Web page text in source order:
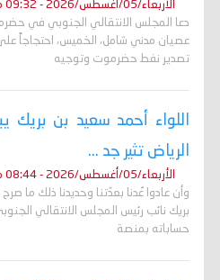
الأربعاء/05/أغسطس/2026 - 09:32 م
دعا المجلس الانتقالي الجنوبي في
عصيان مدني شامل، الخميس، احتجاجاً
تصدير نفط حضرموت وتوجيه
اللواء أحمد سعيد بن
الرياض تثير جد ...
الأربعاء/05/أغسطس/2026 - 08:44 م
وأن عادوا عُدنا بعدّتنا وحديدنا ذلك ما
بريك نائب رئيس المجلس الانتقالي
حساباته بمنصة